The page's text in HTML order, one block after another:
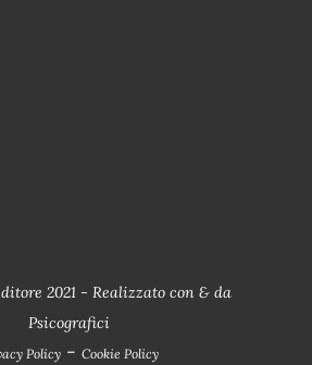
2021 - Realizzato con & da
Psicografici
Policy - Cookie Policy